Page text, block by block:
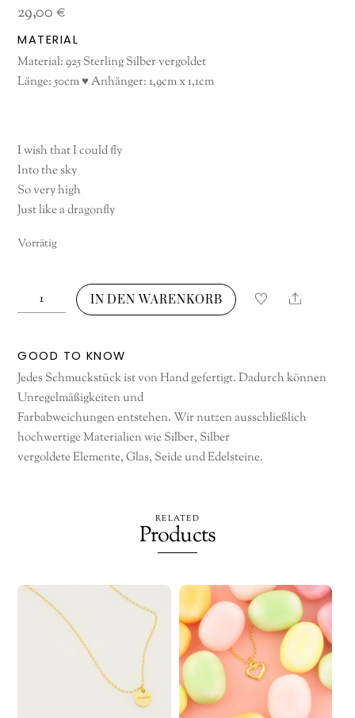
29,00€
MATERIAL
Material: 925 Sterling Silber vergoldet
Länge: 50cm ♥ Anhänger: 1,9cm x 1,1cm
I wish that I could fly
Into the sky
So very high
Just like a dragonfly
Vorrätig
Away
IN DEN WARENKORB Share
GOOD TO KNOW
Jedes Schmuckstück ist von Hand gefertigt. Dadurch können
Unregelmäßigkeiten und
Farbabweichungen entstehen. Wir nutzen ausschließlich
hochwertige Materialien wie Silber, Silber
vergoldete Elemente, Glas, Seide und Edelsteine.
RELATED
Products